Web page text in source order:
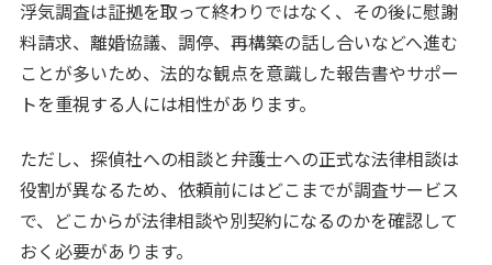
浮気調査は証拠を取って終わりではなく、その後に慰謝
料請求、離婚協議、調停、再構築の話し合いなどへ進む
ことが多いため、法的な観点を意識した報告書やサポー
トを重視する人には相性があります。
ただし、探偵社への相談と弁護士への正式な法律相談は
役割が異なるため、依頼前にはどこまでが調査サービス
で、どこからが法律相談や別契約になるのかを確認して
おく必要があります。